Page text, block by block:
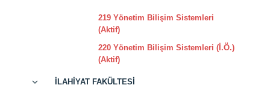
219 Yönetim Bilişim Sistemleri
(Aktif)
220 Yönetim Bilişim Sistemleri (İ.Ö.)
(Aktif)
İLAHİYAT FAKÜLTESİ